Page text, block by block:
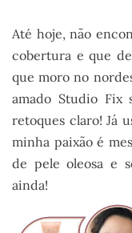
Até hoje, não
cobertura e que
que moro no
amado Studio
retoques claro! Já
minha paixão é
de pele oleosa e
ainda!